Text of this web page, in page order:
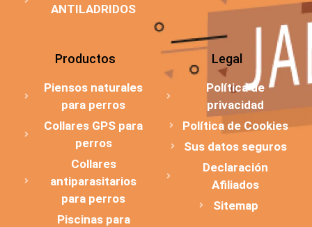
ANTILADRIDOS
Productos
Piensos naturales
para perros
Collares GPS para
perros
Collares
antiparasitarios
para perros
Piscinas para
Legal
Política de
privacidad
Política de Cookies
Sus datos seguros
Declaración
Afiliados
Sitemap